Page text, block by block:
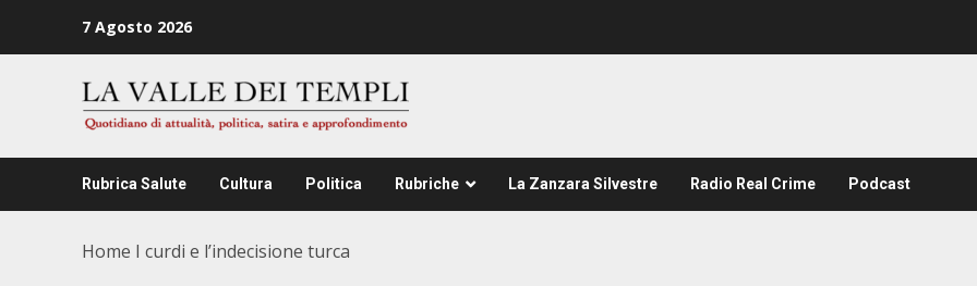
7 Agosto 2026
Rubrica Salute Cultura Politica Rubriche La Zanzara Silvestre Radio Real Crime Podcast
Home I curdi e l’indecisione turca